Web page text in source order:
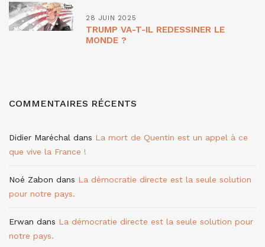
28 JUIN 2025
TRUMP VA-T-IL REDESSINER LE
MONDE ?
COMMENTAIRES RÉCENTS
Didier Maréchal dans La mort de Quentin est un appel à ce
que vive la France !
Noé Zabon dans La démocratie directe est la seule solution
pour notre pays.
Erwan dans La démocratie directe est la seule solution pour
notre pays.